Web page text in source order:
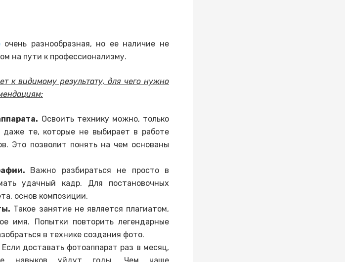
очень разнообразная, но ее наличие не
на пути к профессионализму.
к видимому результату, для чего нужно
Освоить технику можно, только
даже те, которые не выбирает в работе
Это позволит понять на чем основаны
Важно разбираться не просто в
удачный кадр. Для постановочных
основ композиции.
Такое занятие не является плагиатом,
имя. Попытки повторить легендарные
в технике создания фото.
Если доставать фотоаппарат раз в месяц,